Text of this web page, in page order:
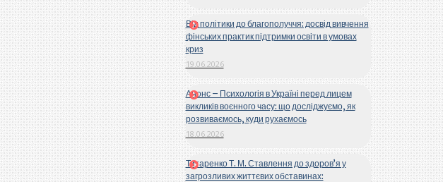
Від політики до благополуччя: досвід вивчення
фінських практик підтримки освіти в умовах
криз
19.06.2026
Анонс – Психологія в Україні перед лицем
викликів воєнного часу: що досліджуємо, як
розвиваємось, куди рухаємось
18.06.2026
Титаренко Т. М. Ставлення до здоров’я у
загрозливих життєвих обставинах: